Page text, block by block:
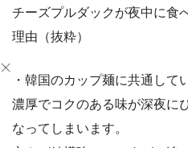
チーズプルダックが夜中に食
理由（抜粋）
・韓国のカップ麺に共通して
濃厚でコクのある味が深夜に
なってしまいます。